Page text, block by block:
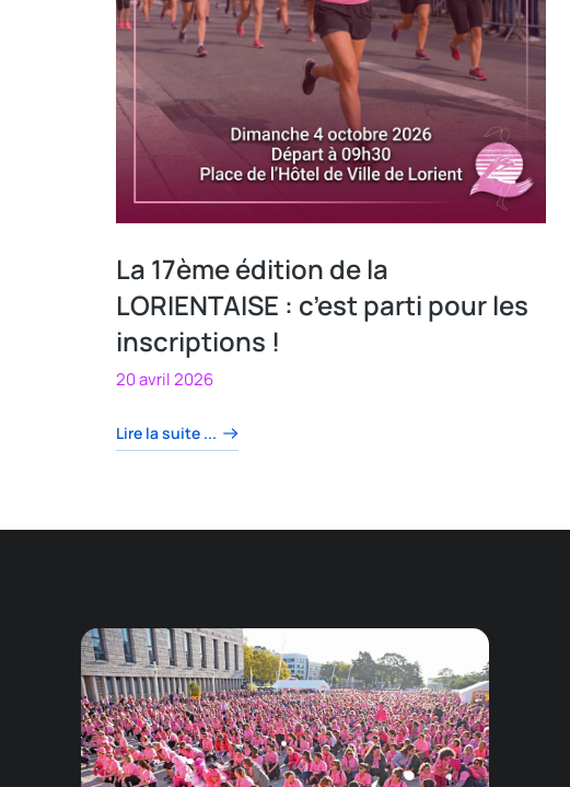
La 17ème édition de la
LORIENTAISE : c’est parti pour les
inscriptions !
20 avril 2026
Lire la suite ...